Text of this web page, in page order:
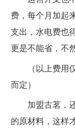
费，每个月加起
支出，水电费也
更是不能省，不
（以上费用仅
而定）
加盟古茗，还
的原材料，这样